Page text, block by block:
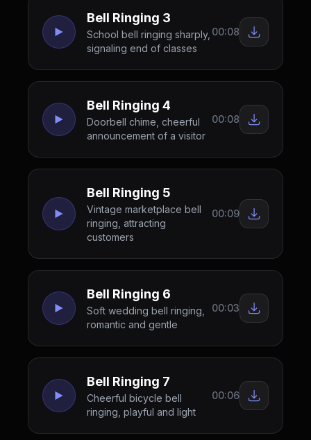
Bell Ringing 3
School bell ringing sharply,
signaling end of classes
00:08
Bell Ringing 4
Doorbell chime, cheerful
announcement of a visitor
00:08
Bell Ringing 5
Vintage marketplace bell
ringing, attracting
customers
00:09
Bell Ringing 6
Soft wedding bell ringing,
romantic and gentle
00:03
Bell Ringing 7
Cheerful bicycle bell
ringing, playful and light
00:06